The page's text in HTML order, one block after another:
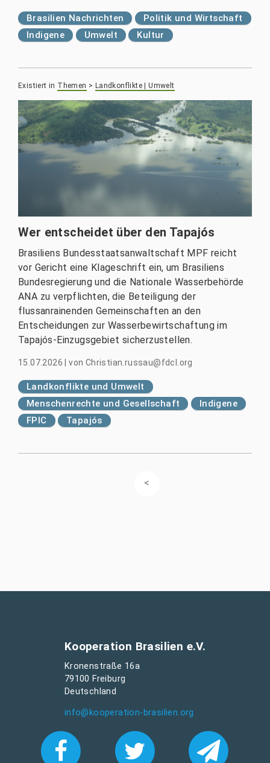
Brasilien Nachrichten
Politik und Wirtschaft
Indigene
Umwelt Kultur
Existiert in Themen > Landkonflikte | Umwelt
Wer entscheidet über den Tapajós
Brasiliens Bundesstaatsanwaltschaft MPF reicht
vor Gericht eine Klageschrift ein, um Brasiliens
Bundesregierung und die Nationale Wasserbehörde
ANA zu verpflichten, die Beteiligung der
flussanrainenden Gemeinschaften an den
Entscheidungen zur Wasserbewirtschaftung im
Tapajós-Einzugsgebiet sicherzustellen.
15.07.2026 |von Christian.russau@fdcl.org
Landkonflikte und Umwelt
Menschenrechte und Gesellschaft
Indigene
FPIC
Tapajós
Kooperation Brasilien e.V.
Kronenstraße 16a
79100 Freiburg
Deutschland
info@kooperation-brasilien.org